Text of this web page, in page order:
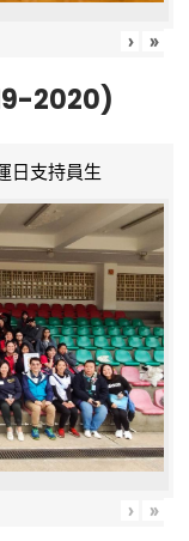
› »
2020)
日支持員生
› »